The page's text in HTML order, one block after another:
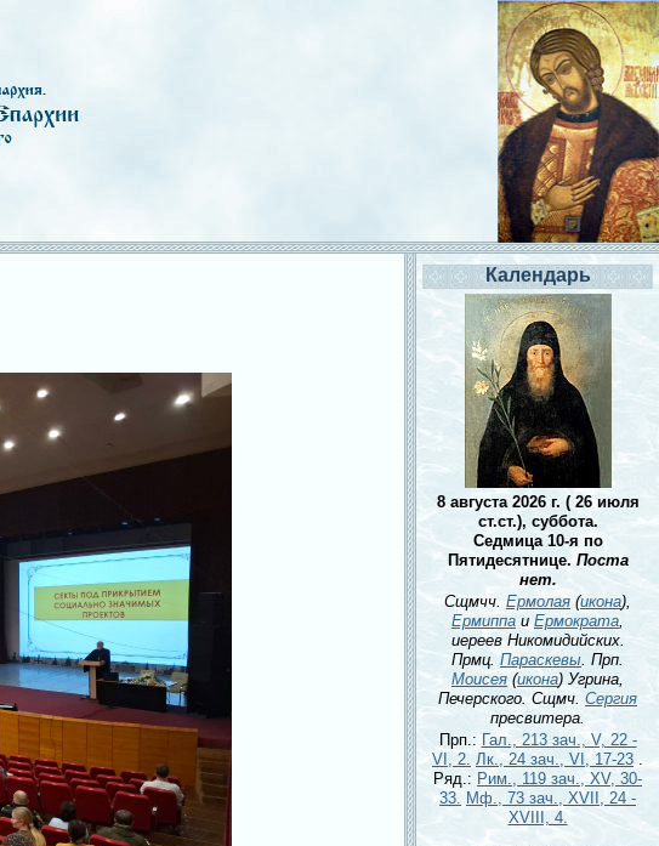
Календарь
8 августа 2026 г. ( 26 июля
ст.ст.), суббота.
Седмица 10-я по
Пятидесятнице. Поста
нет.
Сщмчч. Ермолая (икона),
Ермиппа и Ермократа,
иереев Никомидийских.
Прмц.Параскевы. Прп.
Моисея (икона) Угрина,
Печерского. Сщмч. Сергия
пресвитера.
Прп.: Гал., 213 зач., V, 22 -
VI, 2. Лк., 24 зач., VI, 17-23 .
Ряд.: Рим., 119 зач., XV, 30-
33. Мф., 73 зач., XVII, 24 -
XVIII, 4.